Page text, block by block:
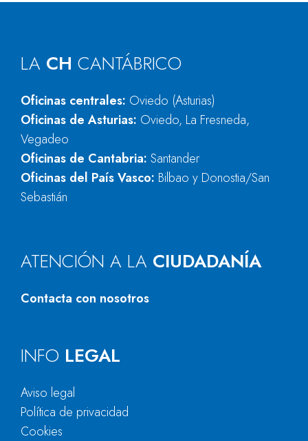
LA CH CANTÁBRICO
Oficinas centrales: Oviedo (Asturias)
Oficinas de Asturias: Oviedo, La Fresneda,
Vegadeo
Oficinas de Cantabria: Santander
Oficinas del País Vasco: Bilbao y Donostia/San
Sebastián
ATENCIÓN A LA CIUDADANÍA
Contacta con nosotros
INFO LEGAL
Aviso legal
Política de privacidad
Cookies